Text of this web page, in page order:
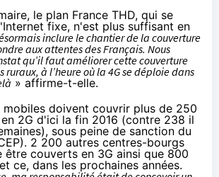
le plan France THD, qui se
fixe, n'est plus suffisant en
inclure le chantier de la couverture
aux attentes des Français. Nous
qu’il faut améliorer cette couverture
ruraux, à l’heure où la 4Gse déploie dans
» affirme-t-elle.
mobiles doivent couvrir plus de 250
2G d'ici la fin 2016 (contre 238 il
), sous peine de sanction du
2 200 autres centres-bourgs
être couverts en 3G ainsi que 800
ce, dans les prochaines années.